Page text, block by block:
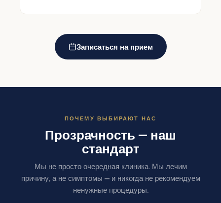
Записаться на прием
ПОЧЕМУ ВЫБИРАЮТ НАС
Прозрачность — наш
стандарт
Мы не просто очередная клиника. Мы лечим
причину, а не симптомы — и никогда не рекомендуем
ненужные процедуры.